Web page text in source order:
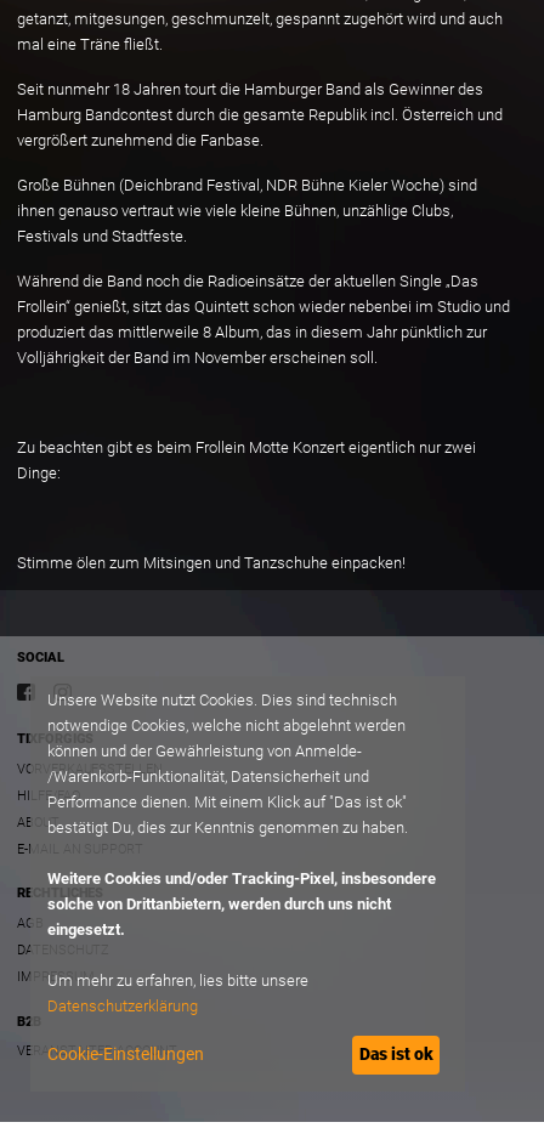
getanzt, mitgesungen, geschmunzelt, gespannt zugehört wird und auch
mal eine Träne fließt.
Seit nunmehr 18 Jahren tourt die Hamburger Band als Gewinner des
Hamburg Bandcontest durch die gesamte Republik incl. Österreich und
vergrößert zunehmend die Fanbase.
Große Bühnen (Deichbrand Festival, NDR Bühne Kieler Woche) sind
ihnen genauso vertraut wie viele kleine Bühnen, unzählige Clubs,
Festivals und Stadtfeste.
Während die Band noch die Radioeinsätze der aktuellen Single „Das
Frollein“ genießt, sitzt das Quintett schon wieder nebenbei im Studio und
produziert das mittlerweile 8 Album, das in diesem Jahr pünktlich zur
Volljährigkeit der Band im November erscheinen soll.
Zu beachten gibt es beim Frollein Motte Konzert eigentlich nur zwei
Dinge:
Stimme ölen zum Mitsingen und Tanzschuhe einpacken!
SOCIAL
TIXFORGIGS
VORVERKAUFSSTELLEN
HILFE/FAQ
ABOUT
E-MAIL AN SUPPORT
RECHTLICHES
AGB
DATENSCHUTZ
IMPRESSUM
B2B
VERANSTALTER ACCOUNT
Unsere Website nutzt Cookies. Dies sind technisch
notwendige Cookies, welche nicht abgelehnt werden
können und der Gewährleistung von Anmelde-
/Warenkorb-Funktionalität, Datensicherheit und
Performance dienen. Mit einem Klick auf "Das ist ok"
bestätigt Du, dies zur Kenntnis genommen zu haben.
Weitere Cookies und/oder Tracking-Pixel, insbesondere
solche von Drittanbietern, werden durch uns nicht
eingesetzt.
Um mehr zu erfahren, lies bitte unsere
Datenschutzerklärung
Cookie-Einstellungen Das ist ok